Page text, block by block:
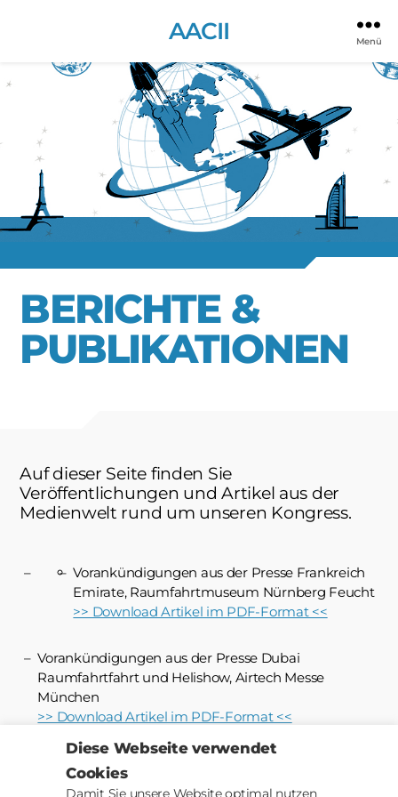
AACII Menü
BERICHTE &
PUBLIKATIONEN
Auf dieser Seite finden Sie
Veröffentlichungen und Artikel aus der
Medienwelt rund um unseren Kongress.
Vorankündigungen aus der Presse Frankreich
Emirate, Raumfahrtmuseum Nürnberg Feucht
>> Download Artikel im PDF-Format <<
Vorankündigungen aus der Presse Dubai
Raumfahrtfahrt und Helishow, Airtech Messe
München
>> Download Artikel im PDF-Format <<
Newsletter JUNI 2021 AERO SPACE MOBILITY NEWS
>> Download Artikel im PDF-Format <<
Diese Webseite verwendet
Cookies
Damit Sie unsere Website optimal nutzen